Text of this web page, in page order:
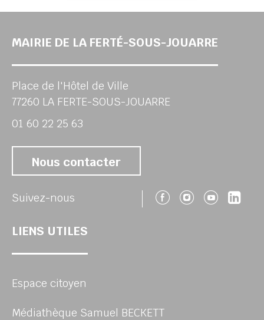
MAIRIE DE LA FERTÉ-SOUS-JOUARRE
Place de l'Hôtel de Ville
77260 LA FERTE-SOUS-JOUARRE
01 60 22 25 63
Nous contacter
Suivez-nous Suivez-nous
Suivez-
LIENS UTILES
Espace citoyen
Médiathèque Samuel BECKETT